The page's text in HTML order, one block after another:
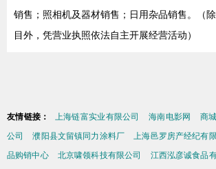
销售；照相机及器材销售；日用杂品销售。（
目外，凭营业执照依法自主开展经营活动）
友情链接： 上海链富实业有限公司 海南电影网
商
公司
濮阳县文留镇同力涂料厂 上海邑罗房产经纪有
品购销中心
北京啸领科技有限公司 江西泓彦诚食品